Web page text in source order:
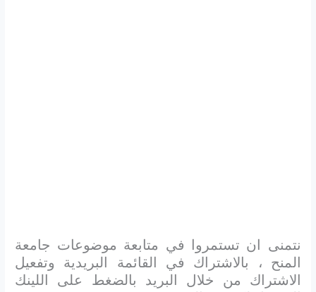
نتمنى ان تستمروا في متابعة موضوعات جامعة
المنح ، بالاشتراك في القائمة البريدية وتفعيل
الاشتراك من خلال البريد بالضغط على اللينك